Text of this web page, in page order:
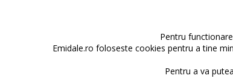
Pentru
Emidale.ro foloseste cookies pentru a tine
Pentru a va
Cum cumperi Cum